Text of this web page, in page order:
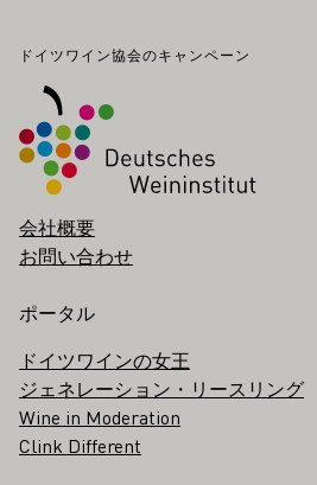
フッター
ドイツワイン協会のキャンペーン
会社概要
お問い合わせ
ポータル
ドイツワインの女王
ジェネレーション・リースリング
Wine in Moderation
Clink Different